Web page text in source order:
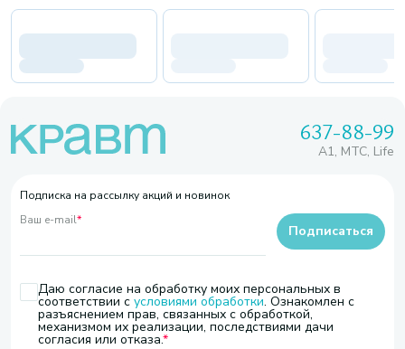
637-88-99
A1, МТС, Life
Подписка на рассылку акций и новинок
Ваш e-mail*
Даю согласие на обработку моих персональных в
соответствии с условиями обработки. Ознакомлен с
разъяснением прав, связанных с обработкой,
механизмом их реализации, последствиями дачи
согласия или отказа.
Подписаться